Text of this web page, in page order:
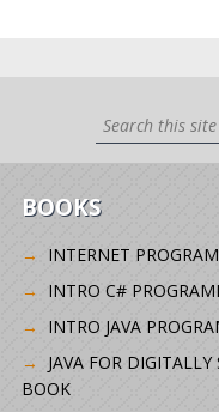
BOOKS
INTERNET
INTRO C#
INTRO JAVA
JAVA FOR
BOOK